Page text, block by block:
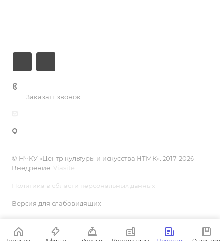
Заказать звонок
© НЧКУ «Центр культуры и искусства НТМК», 2017-2026
Внедрение: Viasite
Политика в области персональных данных
Версия для слабовидящих